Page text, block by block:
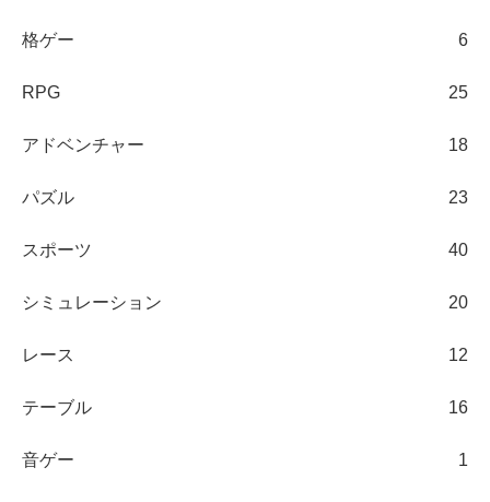
格ゲー 6
RPG 25
アドベンチャー 18
パズル 23
スポーツ 40
シミュレーション 20
レース 12
テーブル 16
音ゲー 1